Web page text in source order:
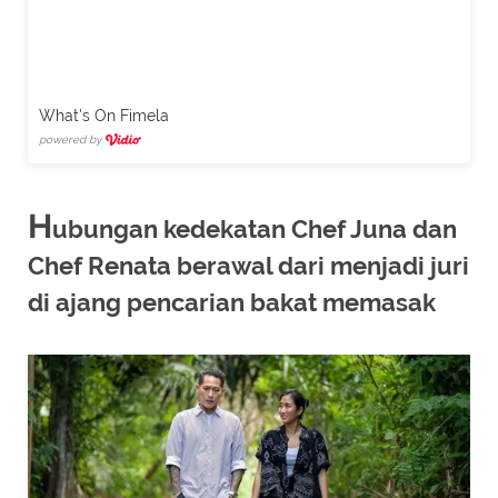
What's On Fimela
powered by
Hubungan kedekatan Chef Juna dan
Chef Renata berawal dari menjadi juri
di ajang pencarian bakat memasak